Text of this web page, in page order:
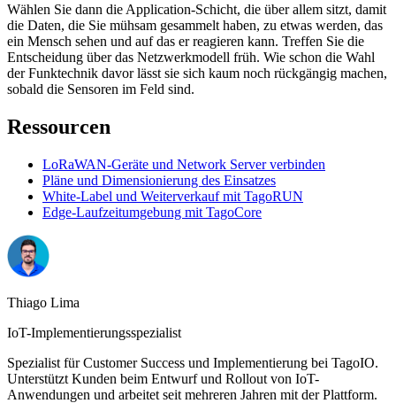
Wählen Sie dann die Application-Schicht, die über allem sitzt, damit
die Daten, die Sie mühsam gesammelt haben, zu etwas werden, das
ein Mensch sehen und auf das er reagieren kann. Treffen Sie die
Entscheidung über das Netzwerkmodell früh. Wie schon die Wahl
der Funktechnik davor lässt sie sich kaum noch rückgängig machen,
sobald die Sensoren im Feld sind.
Ressourcen
LoRaWAN-Geräte und Network Server verbinden
Pläne und Dimensionierung des Einsatzes
White-Label und Weiterverkauf mit TagoRUN
Edge-Laufzeitumgebung mit TagoCore
Thiago Lima
IoT-Implementierungsspezialist
Spezialist für Customer Success und Implementierung bei TagoIO.
Unterstützt Kunden beim Entwurf und Rollout von IoT-
Anwendungen und arbeitet seit mehreren Jahren mit der Plattform.